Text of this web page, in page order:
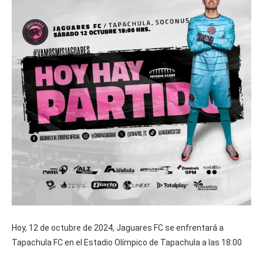
Hoy, 12 de octubre de 2024, Jaguares FC se enfrentará a
Tapachula FC en el Estadio Olímpico de Tapachula a las 18:00